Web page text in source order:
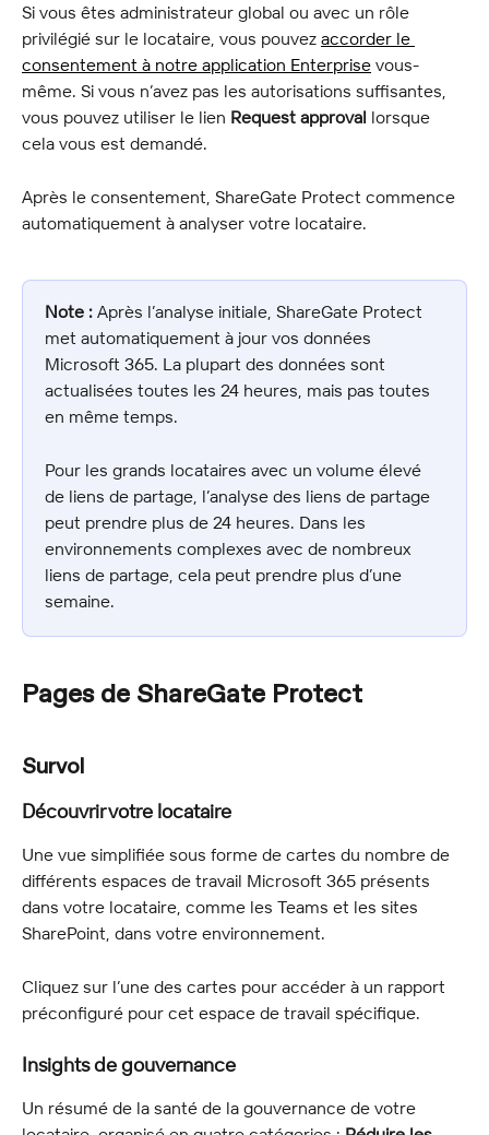
Si vous êtes administrateur global ou avec un rôle
privilégié sur le locataire, vous pouvez accorder le
consentement à notre application Enterprise vous-
même. Si vous n’avez pas les autorisations suffisantes,
vous pouvez utiliser le lien Request approval lorsque
cela vous est demandé.
Après le consentement, ShareGate Protect commence
automatiquement à analyser votre locataire.
Note : Après l’analyse initiale, ShareGate Protect
met automatiquement à jour vos données
Microsoft 365. La plupart des données sont
actualisées toutes les 24 heures, mais pas toutes
en même temps.
Pour les grands locataires avec un volume élevé
de liens de partage, l’analyse des liens de partage
peut prendre plus de 24 heures. Dans les
environnements complexes avec de nombreux
liens de partage, cela peut prendre plus d’une
semaine.
Pages de ShareGate Protect
Survol
Découvrir votre locataire
Une vue simplifiée sous forme de cartes du nombre de
différents espaces de travail Microsoft 365 présents
dans votre locataire, comme les Teams et les sites
SharePoint, dans votre environnement.
Cliquez sur l’une des cartes pour accéder à un rapport
préconfiguré pour cet espace de travail spécifique.
Insights de gouvernance
Un résumé de la santé de la gouvernance de votre